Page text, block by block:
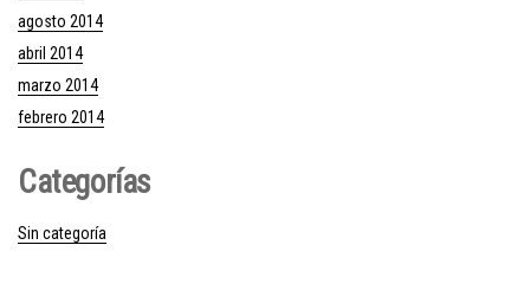
agosto 2014
abril 2014
marzo 2014
febrero 2014
Categorías
Sin categoría